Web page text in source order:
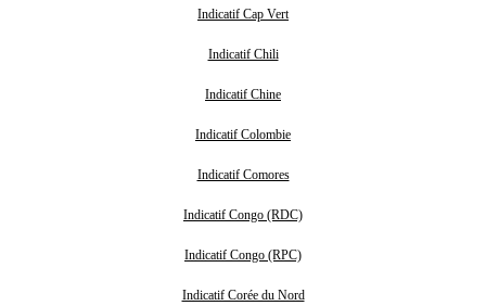
Indicatif Cap Vert
Indicatif Chili
Indicatif Chine
Indicatif Colombie
Indicatif Comores
Indicatif Congo (RDC)
Indicatif Congo (RPC)
Indicatif Corée du Nord